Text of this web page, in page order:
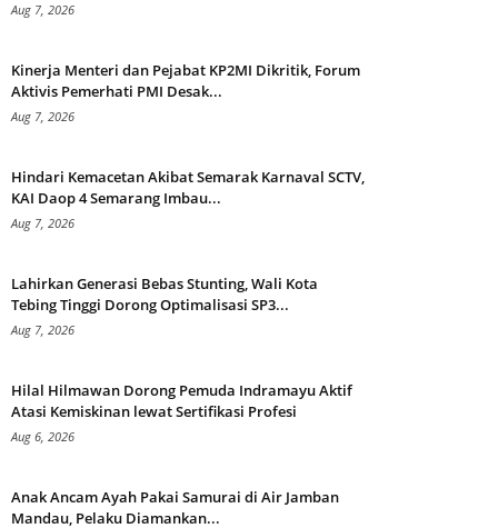
Aug 7, 2026
Kinerja Menteri dan Pejabat KP2MI Dikritik, Forum
Aktivis Pemerhati PMI Desak...
Aug 7, 2026
Hindari Kemacetan Akibat Semarak Karnaval SCTV,
KAI Daop 4 Semarang Imbau...
Aug 7, 2026
Lahirkan Generasi Bebas Stunting, Wali Kota
Tebing Tinggi Dorong Optimalisasi SP3...
Aug 7, 2026
Hilal Hilmawan Dorong Pemuda Indramayu Aktif
Atasi Kemiskinan lewat Sertifikasi Profesi
Aug 6, 2026
Anak Ancam Ayah Pakai Samurai di Air Jamban
Mandau, Pelaku Diamankan...